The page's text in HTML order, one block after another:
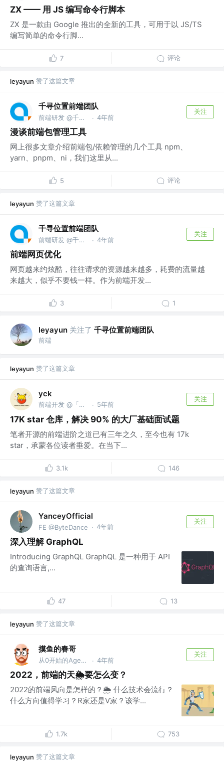
ZX —— 用 JS 编写命令行脚本
ZX 是一款由 Google 推出的全新的工具，可用于以 JS/TS
编写简单的命令行脚...
7 评论
leyayun 赞了这篇文章
千寻位置前端团队
前端研发 @千寻位置 · 4年前
关注
漫谈前端包管理工具
网上很多文章介绍前端包/依赖管理的几个工具 npm、
yarn、pnpm、ni，我们这里从...
5 评论
leyayun 赞了这篇文章
千寻位置前端团队
前端研发 @千寻位置 · 4年前
关注
前端网页优化
网页越来约炫酷，往往请求的资源越来越多，耗费的流量越
来越大，似乎不要钱一样。作为前端开发...
3 1
leyayun 关注了 千寻位置前端团队
前端
leyayun 赞了这篇文章
yck
前端开发 @「前端真好玩」公众号作者 · 5年前
关注
17K star 仓库，解决 90% 的大厂基础面试题
笔者开源的前端进阶之道已有三年之久，至今也有 17k
star，承蒙各位读者垂爱。在当下...
3.1k 146
leyayun 赞了这篇文章
YanceyOfficial
FE @ByteDance · 4年前
关注
深入理解 GraphQL
Introducing GraphQL GraphQL 是一种用于 API
的查询语言,...
47 13
leyayun 赞了这篇文章
摸鱼的春哥
从0开始的Agent之旅 · 4年前
关注
2022，前端的天🌦️要怎么变？
2022的前端风向是怎样的？🌦️ 什么技术会流行？
什么方向值得学习？R家还是V家？该学...
1.7k 753
leyayun 赞了这篇文章